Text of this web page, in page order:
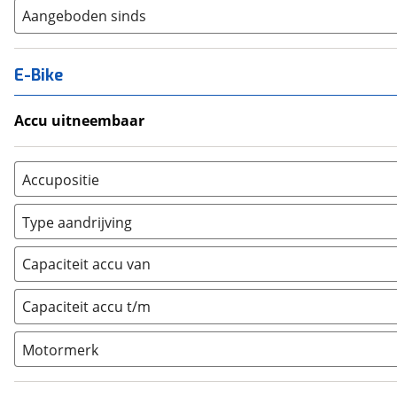
Aangeboden sinds
E-Bike
Accu uitneembaar
Nee, vast (0)
Accupositie
Bagagedrager (0)
Frame (0 )
Vloer (0
Achterbank (0)
Kofferbak (0)
Overig (0)
Type aandrijving
Achterwiel (0)
Trapas
Voorwiel
Capaciteit accu van
Capaciteit accu t/m
Motormerk
Bosch (0)